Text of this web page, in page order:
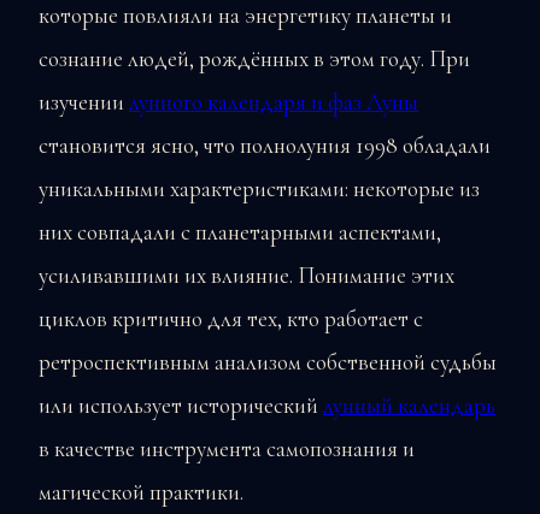
которые повлияли на энергетику планеты и
сознание людей, рождённых в этом году. При
изучении лунного календаря и фаз Луны
становится ясно, что полнолуния 1998 обладали
уникальными характеристиками: некоторые из
них совпадали с планетарными аспектами,
усиливавшими их влияние. Понимание этих
циклов критично для тех, кто работает с
ретроспективным анализом собственной судьбы
или использует исторический лунный календарь
в качестве инструмента самопознания и
магической практики.